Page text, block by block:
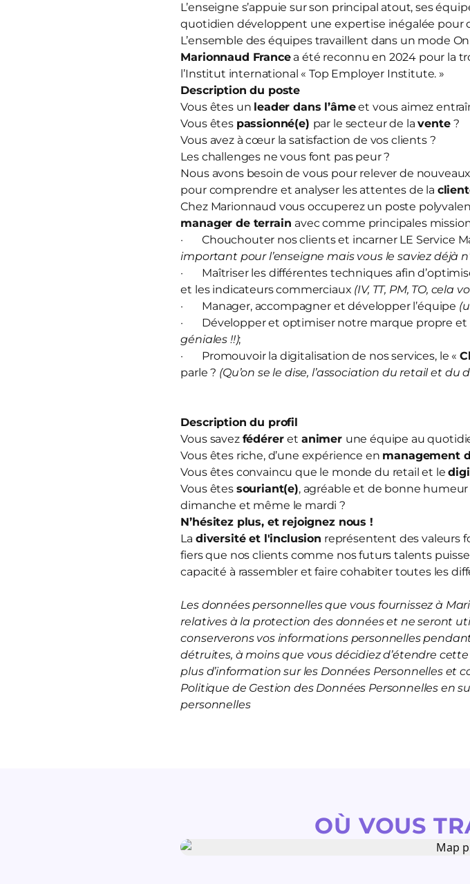
L’enseigne s’appuie sur son principal atout, ses
quotidien développent une expertise inégalée pour
L’ensemble des équipes travaillent dans un mode
Marionnaud Francea été reconnu en 2024 pour la
l’Institut international « Top Employer Institute. »
Description du poste
Vous êtes un leader dans l’âmeet vous aimez
Vous êtes passionné(e) par le secteur de lavente?
Vous avez à cœur la satisfaction de vos clients ?
Les challenges ne vous font pas peur ?
Nous avons besoin de vous pour relever de
pour comprendre et analyser les attentes de la
Chez Marionnaud vous occuperez un poste
manager de terrain avec comme principales
· Chouchouter nos clients et incarner LE Service
important pour l’enseigne mais vous le saviez déjà
· Maîtriser les différentes techniques afin
et les indicateurs commerciaux (IV, TT, PM, TO, cela
· Manager, accompagner et développer l’équipe
· Développer et optimiser notre marque propre et
géniales !!);
· Promouvoir la digitalisation de nos services, le «
parle ? (Qu’on se le dise, l’association du retail et du
Description du profil
Vous savez fédéreret animer une équipe au
Vous êtes riche, d’une expérience en management
Vous êtes convaincu que le monde du retail et le
Vous êtes souriant(e), agréable et de bonne
dimanche et même le mardi ?
N’hésitez plus, et rejoignez nous !
La diversité et l'inclusion représentent des valeurs
fiers que nos clients comme nos futurs talents
capacité à rassembler et faire cohabiter toutes les
Les données personnelles que vous fournissez à
relatives à la protection des données et ne seront
conserverons vos informations personnelles
détruites, à moins que vous décidiez d’étendre
plus d’information sur les Données Personnelles
Politique de Gestion des Données Personnelles en
personnelles
OÙ VOUS